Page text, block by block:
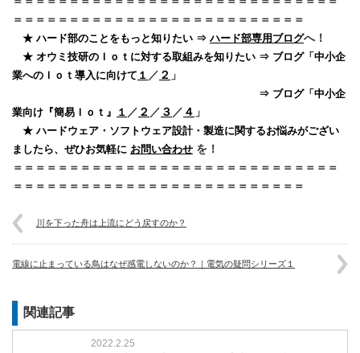
＝＝＝＝＝＝＝＝＝＝＝＝＝＝＝＝＝＝＝＝＝＝＝＝＝＝
★ ハード部のことをもっと知りたい ⇒ ハード部専用ブログへ！
★ オウミ技研のＩｏｔに対する取組みを知りたい ⇒ ブログ「中小企
業へのＩｏｔ導入に向けて １ ／ ２ 」
⇒ ブログ「中小企
業向け『簡易Ｉｏｔ』
１ ／ ２ ／ ３ ／ ４ 」
★ ハードウェア・ソフトウェア設計・製造に関するお悩みがござい
ましたら、ぜひお気軽に お問い合わせ を！
＝＝＝＝＝＝＝＝＝＝＝＝＝＝＝＝＝＝＝＝＝＝＝＝＝＝＝＝＝
＝＝＝＝＝＝＝＝＝＝＝＝＝＝＝＝＝＝＝＝＝＝＝＝＝＝
川を下った舟は上流にどう戻すのか？
電線に止まっている鳥はなぜ感電しないのか？｜電気の疑問シリーズ１
関連記事
2022.2.25